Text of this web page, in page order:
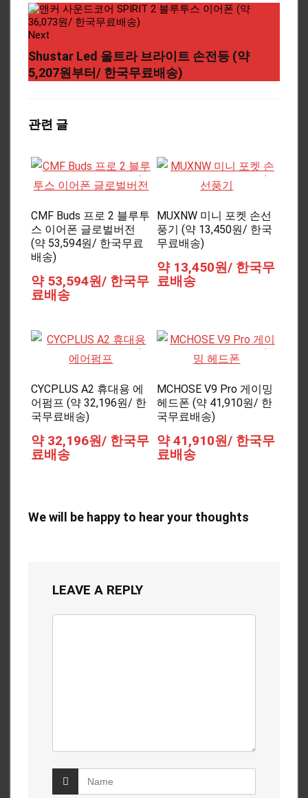
Next
Shustar Led 울트라 브라이트 손전등 (약
5,207원부터/ 한국무료배송)
관련 글
CMF Buds 프로 2 블루투
스 이어폰 글로벌버전
(약 53,594원/ 한국무료
배송)
약 53,594원/ 한국무
료배송
MUXNW 미니 포켓 손선
풍기 (약 13,450원/ 한국
무료배송)
약 13,450원/ 한국무
료배송
CYCPLUS A2 휴대용 에
어펌프 (약 32,196원/ 한
국무료배송)
약 32,196원/ 한국무
료배송
MCHOSE V9 Pro 게이밍
헤드폰 (약 41,910원/ 한
국무료배송)
약 41,910원/ 한국무
료배송
We will be happy to hear your thoughts
LEAVE A REPLY